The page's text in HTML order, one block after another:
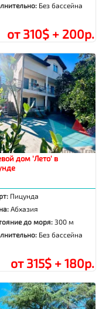
Без бассейна
от 310$ + 200р.
дом 'Лето' в
Пицунда
Абхазия
до моря: 300 м
Без бассейна
от 315$ + 180р.